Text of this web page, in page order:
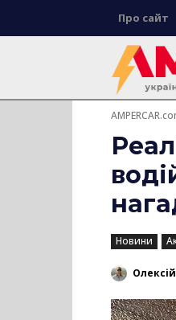
Про сайт
Новини